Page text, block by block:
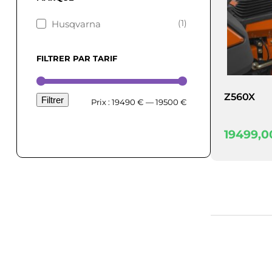
Husqvarna (1)
FILTRER PAR TARIF
Prix
Prix
Filtrer Prix : 19490 € —19500 € Z560X